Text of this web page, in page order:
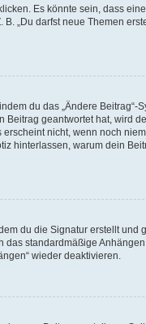
Es könnte sein, dass
„Du darfst neue Themen
du das „Ändere Beitrag“-
Beitrag geantwortet hat, wird
nicht, wenn noch
hinterlassen, warum dein
du die Signatur erstellt und
das standardmäßige
wieder deaktivieren.